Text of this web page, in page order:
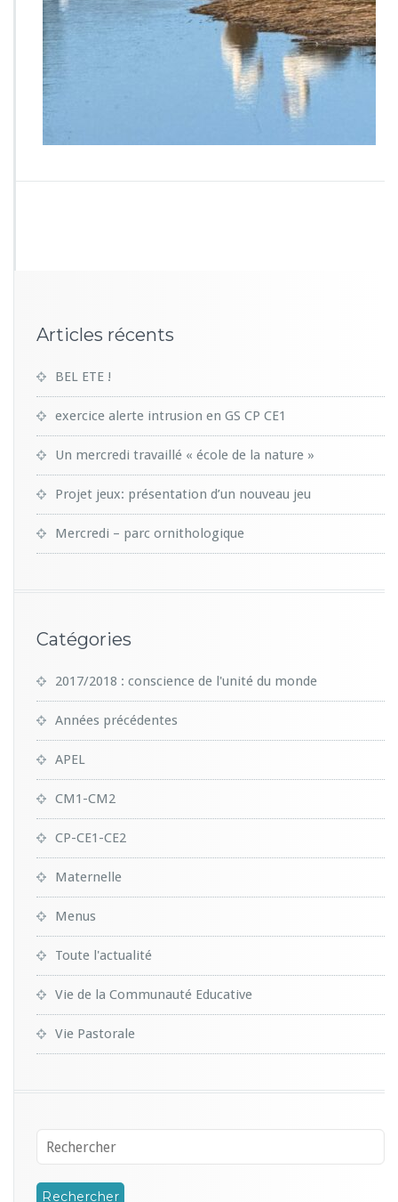
1
2
9
Articles récents
BEL ETE !
exercice alerte intrusion en GS CP CE1
Un mercredi travaillé « école de la nature »
Projet jeux: présentation d’un nouveau jeu
Mercredi – parc ornithologique
Catégories
2017/2018 : conscience de l'unité du monde
Années précédentes
APEL
CM1-CM2
CP-CE1-CE2
Maternelle
Menus
Toute l'actualité
Vie de la Communauté Educative
Vie Pastorale